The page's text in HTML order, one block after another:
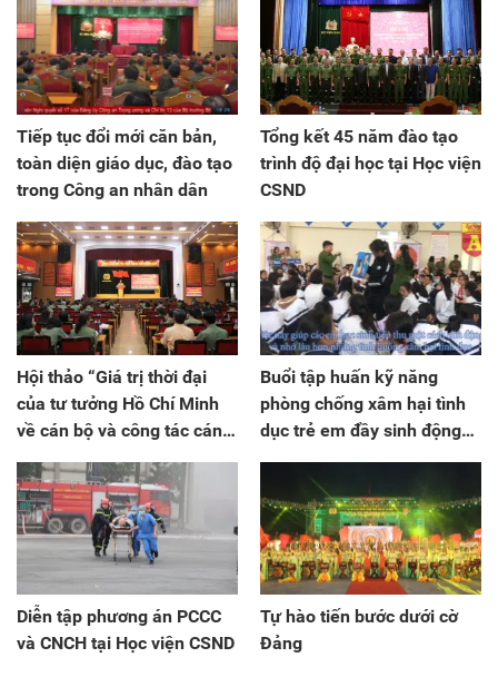
Tiếp tục đổi mới căn bản,
toàn diện giáo dục, đào tạo
trong Công an nhân dân
Tổng kết 45 năm đào tạo
trình độ đại học tại Học viện
CSND
Hội thảo “Giá trị thời đại
của tư tưởng Hồ Chí Minh
về cán bộ và công tác cán
Buổi tập huấn kỹ năng
phòng chống xâm hại tình
dục trẻ em đầy sinh động
Diễn tập phương án PCCC
và CNCH tại Học viện CSND
Tự hào tiến bước dưới cờ
Đảng